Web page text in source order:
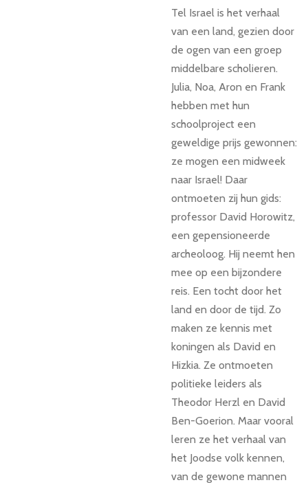
Tel Israel is het verhaal
van een land, gezien door
de ogen van een groep
middelbare scholieren.
Julia, Noa, Aron en Frank
hebben met hun
schoolproject een
geweldige prijs gewonnen:
ze mogen een midweek
naar Israel! Daar
ontmoeten zij hun gids:
professor David Horowitz,
een gepensioneerde
archeoloog. Hij neemt hen
mee op een bijzondere
reis. Een tocht door het
land en door de tijd. Zo
maken ze kennis met
koningen als David en
Hizkia. Ze ontmoeten
politieke leiders als
Theodor Herzl en David
Ben-Goerion. Maar vooral
leren ze het verhaal van
het Joodse volk kennen,
van de gewone mannen